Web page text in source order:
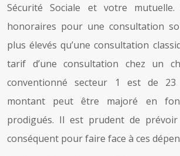
Sécurité Sociale et votre mutuelle.
honoraires pour une consultation
plus élevés qu’une consultation
tarif d’une consultation chez un
conventionné secteur 1 est de
montant peut être majoré en
prodigués. Il est prudent de
conséquent pour faire face à ces